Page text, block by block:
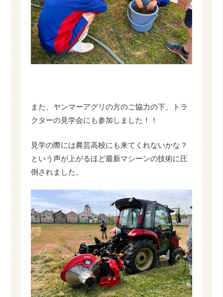
また、ヤンマーアグリの方のご協力の下、トラ
クターの見学会にも参加しました！！
見学の際には農芸高校にも来てくれないかな？
という声が上がるほど最新マシーンの技術に圧
倒されました。